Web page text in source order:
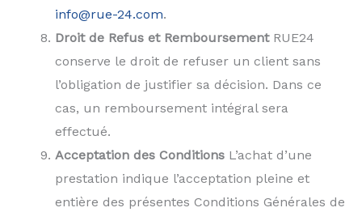
info@rue-24.com.
Droit de Refus et RemboursementRUE24
conserve le droit de refuser un client sans
l’obligation de justifier sa décision. Dans ce
cas, un remboursement intégral sera
effectué.
Acceptation des Conditions L’achat d’une
prestation indique l’acceptation pleine et
entière des présentes Conditions Générales de